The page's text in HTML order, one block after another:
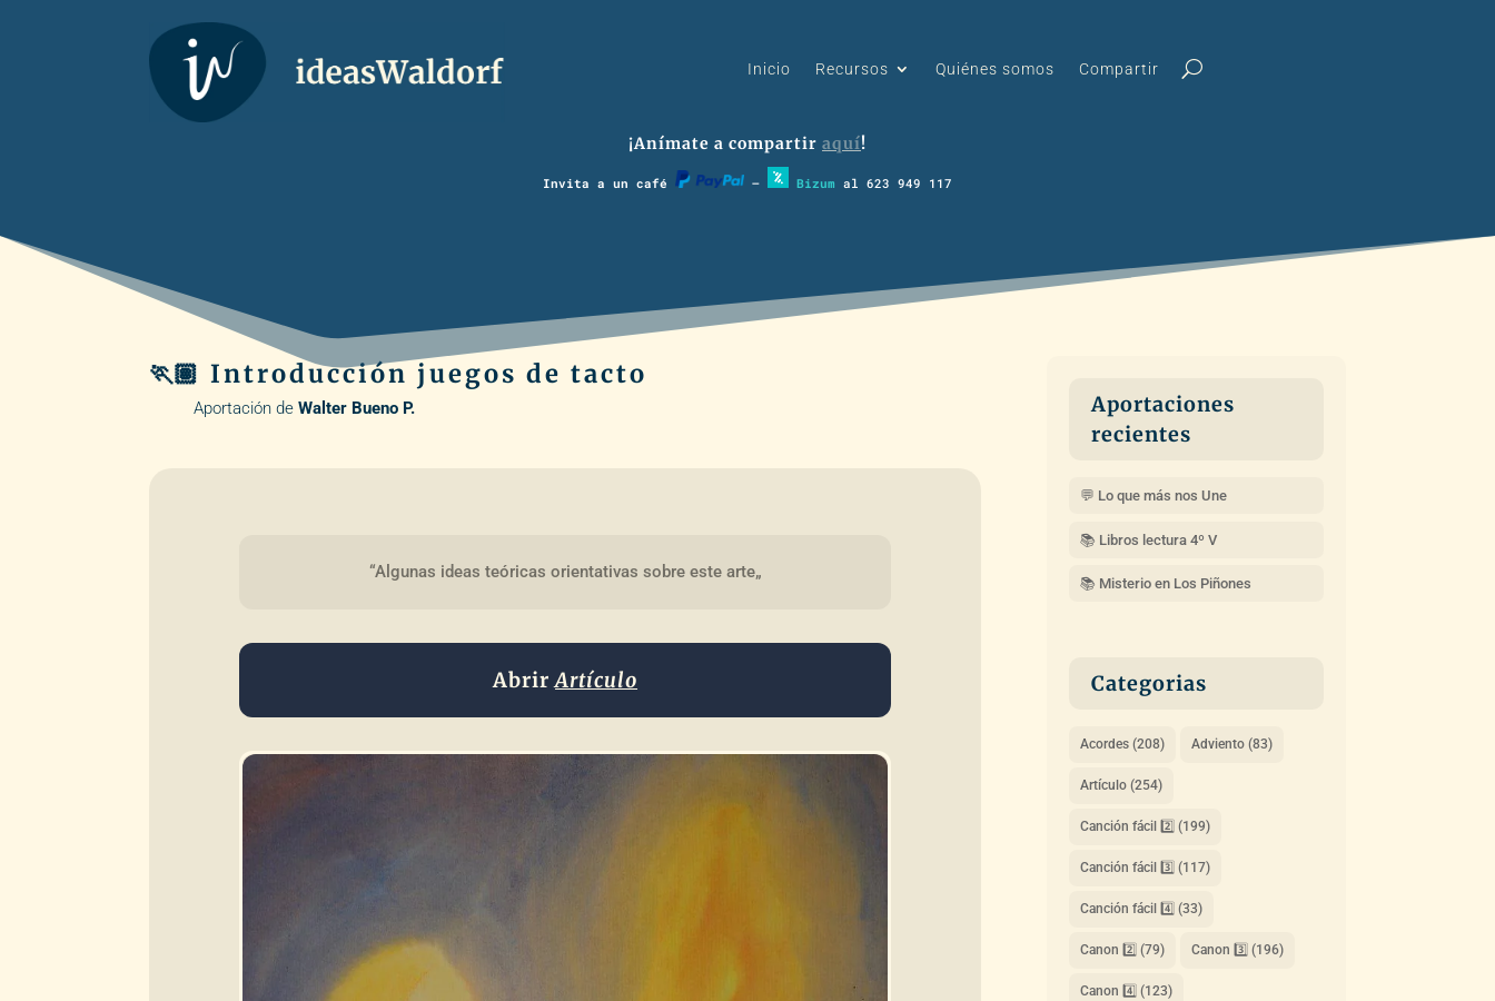
Inicio Recursos Quiénes somos Compartir
¡Anímate a compartir aquí!
Invita a un café – Bizum al 623 949 117
🏃🏽 Introducción juegos de tacto
Aportación deWalter Bueno P.
“Algunas ideas teóricas orientativas sobre este arte„
AbrirArtículo
Aportaciones
recientes
💬 Lo que más nos Une
📚 Libros lectura 4º V
📚 Misterio en Los Piñones
Categorias
Acordes(208) Adviento(83)
Artículo(254)
Canción fácil 2️⃣ (199)
Canción fácil 3️⃣ (117)
Canción fácil 4️⃣ (33)
Canon 2️⃣ (79) Canon 3️⃣ (196)
Canon 4️⃣ (123)